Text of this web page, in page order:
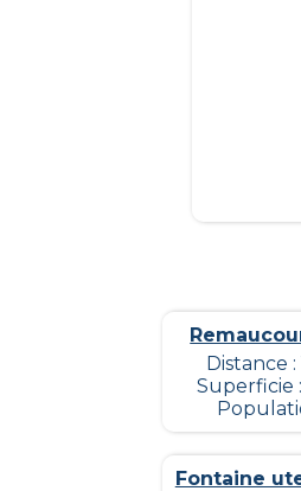
Distance :
Superficie
Fontaine